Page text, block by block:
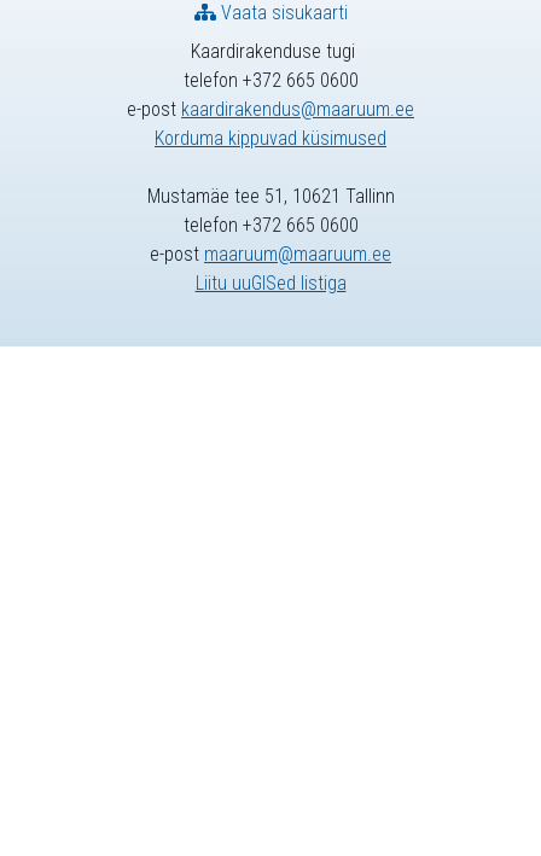
Kaardirakenduse tugi
telefon +372 665 0600
e-post kaardirakendus@maaruum.ee
Korduma kippuvad küsimused
Vaata sisukaarti
Mustamäe tee 51, 10621 Tallinn
telefon +372 665 0600
e-post maaruum@maaruum.ee
Liitu uuGISed listiga